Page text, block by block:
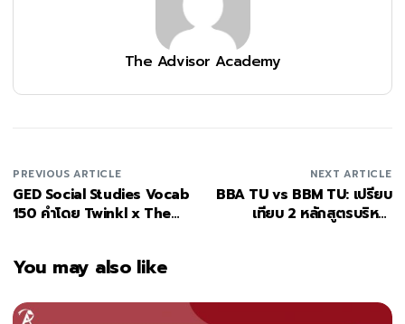
The Advisor Academy
PREVIOUS ARTICLE
GED Social Studies Vocab
150 คำโดย Twinkl x The
NEXT ARTICLE
BBA TU vs BBM TU: เปรียบ
เทียบ 2 หลักสูตรบริหาร
You may also like